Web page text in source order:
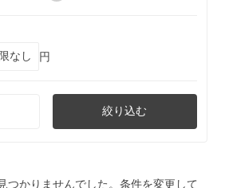
円
絞り込む
つかりませんでした。条件を変更して